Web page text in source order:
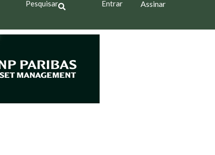
Pesquisar Entrar Assinar